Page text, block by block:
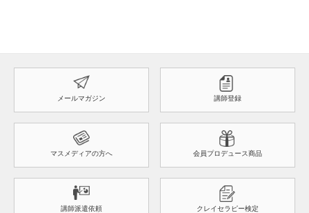
メールマガジン 講師登録
マスメディアの方へ 会員プロデュース商品
講師派遣依頼 クレイセラピー検定